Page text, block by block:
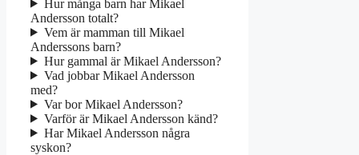
Hur många barn har Mikael
Andersson totalt?
Vem är mamman till Mikael
Anderssons barn?
Hur gammal är Mikael Andersson?
Vad jobbar Mikael Andersson
med?
Var bor Mikael Andersson?
Varför är Mikael Andersson känd?
Har Mikael Andersson några
syskon?